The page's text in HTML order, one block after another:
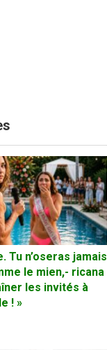
Tu n’oseras jamais
le mien,- ricana
les invités à
! »